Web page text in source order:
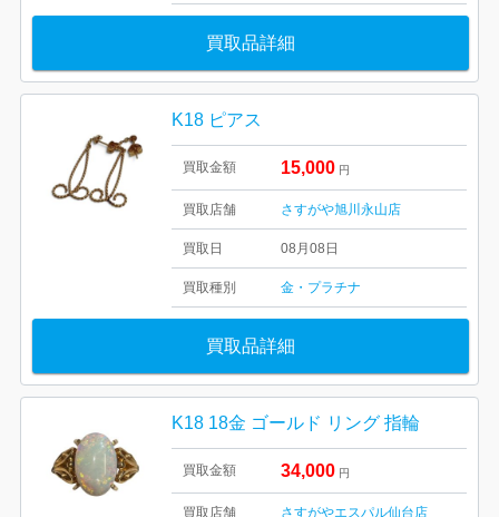
買取品詳細
K18 ピアス
買取金額 15,000 円
買取店舗 さすがや旭川永山店
買取日 08月08日
買取種別 金・プラチナ
買取品詳細
K18 18金 ゴールド リング 指輪
買取金額 34,000 円
買取店舗 さすがやエスパル仙台店